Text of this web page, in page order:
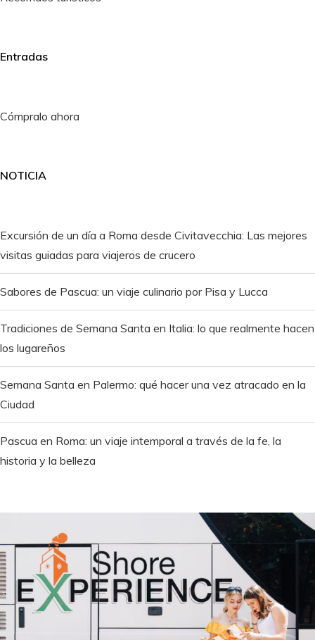
Entradas
Cómpralo ahora
NOTICIA
Excursión de un día a Roma desde Civitavecchia: Las mejores
visitas guiadas para viajeros de crucero
Sabores de Pascua: un viaje culinario por Pisa y Lucca
Tradiciones de Semana Santa en Italia: lo que realmente hacen
los lugareños
Semana Santa en Palermo: qué hacer una vez atracado en la
Ciudad
Pascua en Roma: un viaje intemporal a través de la fe, la
historia y la belleza